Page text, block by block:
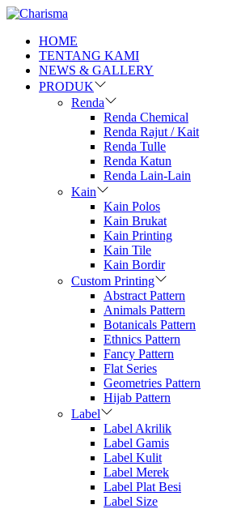
HOME
TENTANG KAMI
NEWS & GALLERY
PRODUK
Renda
Renda Chemical
Renda Rajut / Kait
Renda Tulle
Renda Katun
Renda Lain-Lain
Kain
Kain Polos
Kain Brukat
Kain Printing
Kain Tile
Kain Bordir
Custom Printing
Abstract Pattern
Animals Pattern
Botanicals Pattern
Ethnics Pattern
Fancy Pattern
Flat Series
Geometries Pattern
Hijab Pattern
Label
Label Akrilik
Label Gamis
Label Kulit
Label Merek
Label Plat Besi
Label Size